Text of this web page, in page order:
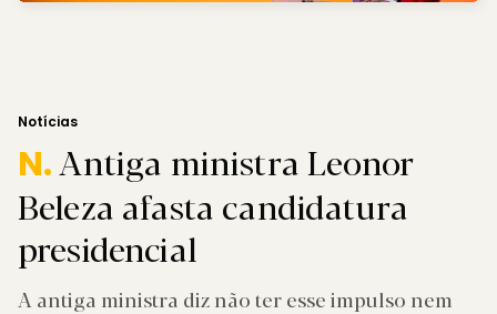
Notícias
N.Antiga ministra Leonor
Beleza afasta candidatura
presidencial
A antiga ministra diz não ter esse impulso nem